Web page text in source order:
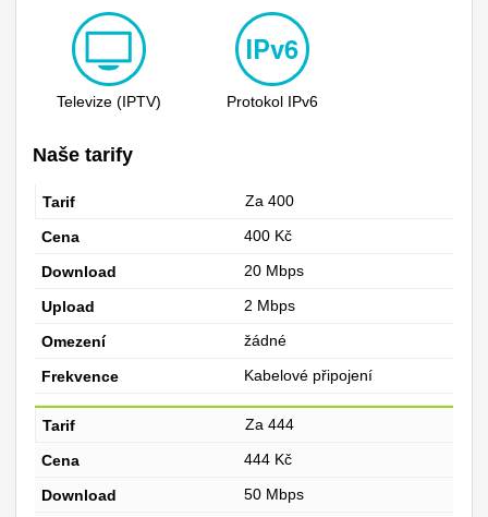
Televize (IPTV) Protokol IPv6
Naše tarify
Za 400
400 Kč
20 Mbps
2 Mbps
žádné
Kabelové připojení
Za 444
444 Kč
50 Mbps